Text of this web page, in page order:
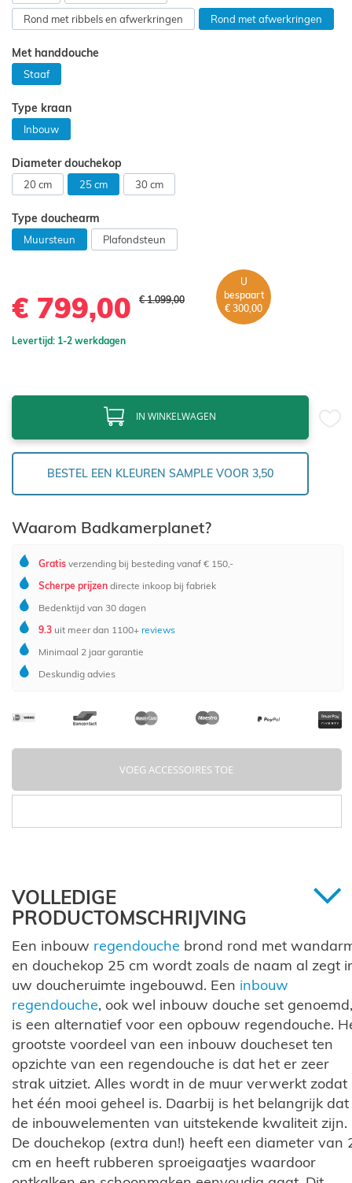
Rond met ribbels en afwerkringen Rond met afwerkringen
Met handdouche
Staaf
Type kraan
Inbouw
Diameter douchekop
20 cm 25 cm 30 cm
Type douchearm
Muursteun Plafondsteun
€ 799,00 € 1.099,00
U
bespaart
€ 300,00
Levertijd: 1-2 werkdagen
IN WINKELWAGEN
BESTEL EEN KLEUREN SAMPLE VOOR 3,50
Waarom Badkamerplanet?
Gratis verzending bij besteding vanaf € 150,-
Scherpe prijzen directe inkoop bij fabriek
Bedenktijd van 30 dagen
9.3 uit meer dan 1100+ reviews
Minimaal 2 jaar garantie
Deskundig advies
VOEG ACCESSOIRES TOE
VOLLEDIGE
PRODUCTOMSCHRIJVING
Een inbouw regendouche brond rond met
en douchekop 25 cm wordt zoals de naam al zegt
uw doucheruimte ingebouwd. Een inbouw
regendouche, ook wel inbouw douche set genoemd,
is een alternatief voor een opbouw regendouche.
grootste voordeel van een inbouw doucheset ten
opzichte van een regendouche is dat het er zeer
strak uitziet. Alles wordt in de muur verwerkt zodat
het één mooi geheel is. Daarbij is het belangrijk dat
de inbouwelementen van uitstekende kwaliteit zijn.
De douchekop (extra dun!) heeft een diameter van
cm en heeft rubberen sproeigaatjes waardoor